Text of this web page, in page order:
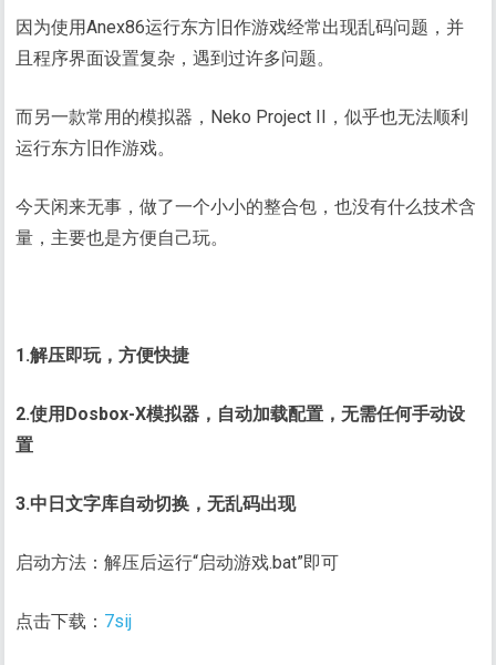
因为使用Anex86运行东方旧作游戏经常出现乱码问题，并
且程序界面设置复杂，遇到过许多问题。
而另一款常用的模拟器，Neko Project II，似乎也无法顺利
运行东方旧作游戏。
今天闲来无事，做了一个小小的整合包，也没有什么技术含
量，主要也是方便自己玩。
1.解压即玩，方便快捷
2.使用Dosbox-X模拟器，自动加载配置，无需任何手动设
置
3.中日文字库自动切换，无乱码出现
启动方法：解压后运行“启动游戏.bat”即可
点击下载： 7sij